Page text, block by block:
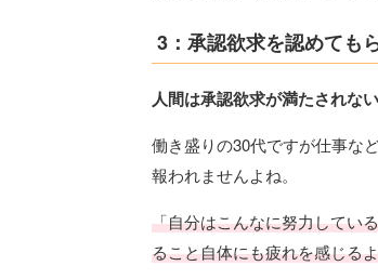
3：承認欲求を認めても
人間は承認欲求が満たされな
働き盛りの30代ですが仕事な
報われませんよね。
「自分はこんなに努力してい
ること自体にも疲れを感じる